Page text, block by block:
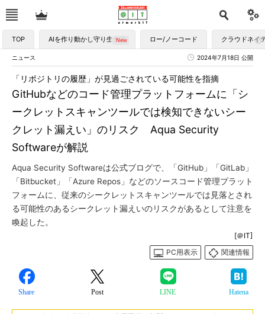
TOP AIを作り動かし守り生かす ロー/ノーコード クラウドネイ
ニュース 2024年7月18日 公開
GitHubなどのコード管理プラットフォームに「シ
ークレットスキャンツールでは検知できないシー
クレット漏えい」のリスク Aqua Security
Softwareが解説
「リポジトリの履歴」が見過ごされている可能性を指摘
Aqua Security Softwareは公式ブログで、「GitHub」「GitLab」
「Bitbucket」「Azure Repos」などのソースコード管理プラット
フォームに、従来のシークレットスキャンツールでは見落とされ
る可能性のあるシークレット漏えいのリスクがあるとして注意を
喚起した。
[＠IT]
PC用表示
関連情報
Share Post LINE Hatena